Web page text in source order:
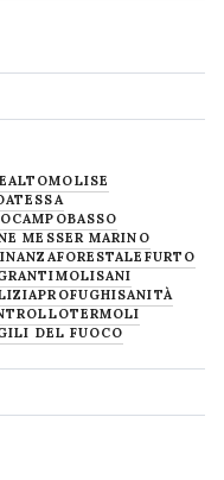
ALTOMOLISE
ATESSA
CAMPOBASSO
MESSER MARINO
FORESTALE FURTO
MOLISANI
PROFUGHISANITÀ
TERMOLI
DEL FUOCO